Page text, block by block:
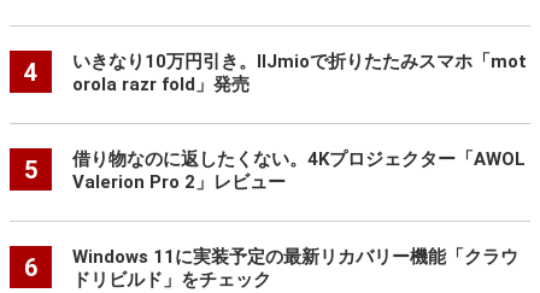
4
いきなり10万円引き。IIJmioで折りたたみスマホ「mot
orola razr fold」発売
5
借り物なのに返したくない。4Kプロジェクター「AWOL
Valerion Pro 2」レビュー
6
Windows 11に実装予定の最新リカバリー機能「クラウ
ドリビルド」をチェック